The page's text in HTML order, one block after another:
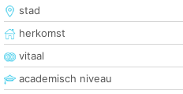
stad
herkomst
vitaal
academisch niveau